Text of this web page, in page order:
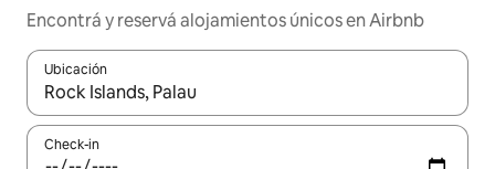
Encontrá y reservá alojamientos únicos en Airbnb
Ubicación
Cuando los resultados estén disponibles, navegá con las
Check-in